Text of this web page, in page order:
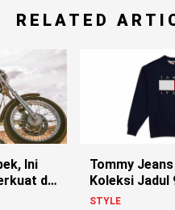
RELATED
Ini
di
Tommy
Koleksi Jadul
STYLE